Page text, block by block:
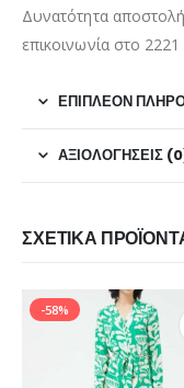
Δυνατότητα
επικοινωνία στο
ΕΠΙΠΛΈΟΝ
ΑΞΙΟΛΟΓΉΣΕΙΣ
ΣΧΕΤΙΚΆ
-58%